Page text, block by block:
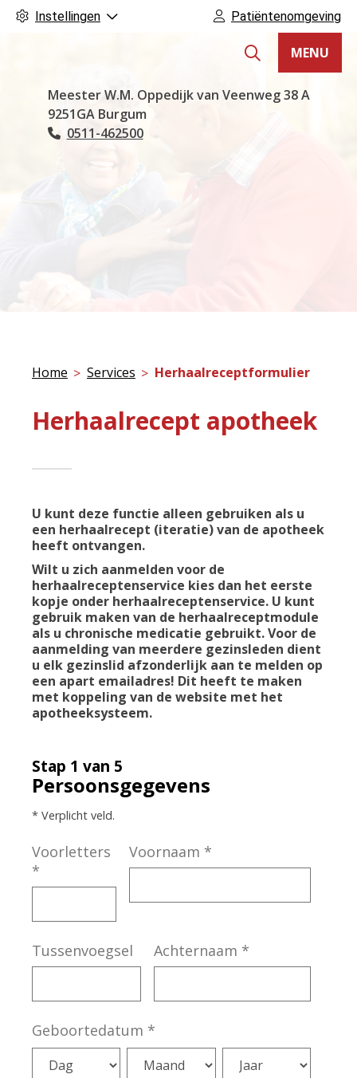
Instellingen Patiëntenomgeving
Hoofdmenu
MENU
Meester W.M. Oppedijk van Veenweg38 A
9251GA Burgum
Tel:
0511-462500
Home Services Herhaalreceptformulier
Herhaalrecept apotheek
U kunt deze functie alleen gebruiken als u
een herhaalrecept (iteratie) van de apotheek
heeft ontvangen.
Wilt u zich aanmelden voor de
herhaalreceptenservice kies dan het eerste
kopje onder herhaalreceptenservice. U kunt
gebruik maken van de herhaalreceptmodule
als u chronische medicatie gebruikt. Voor de
aanmelding van meerdere gezinsleden dient
u elk gezinslid afzonderlijk aan te melden op
een apart emailadres! Dit heeft te maken
met koppeling van de website met het
apotheeksysteem.
Stap 1 van 5
Persoonsgegevens
* Verplicht veld.
Voorletters
*
Voornaam *
Tussenvoegsel Achternaam *
Geboortedatum *